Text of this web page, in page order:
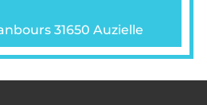
31650 Auzielle